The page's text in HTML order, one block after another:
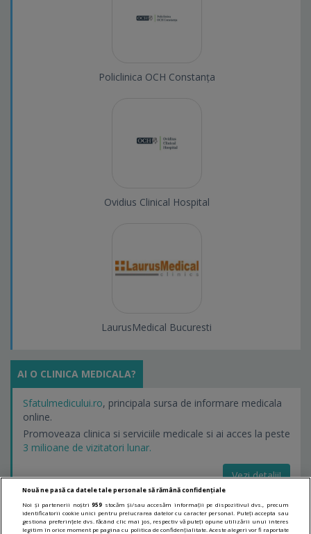
Policlinica OCH Constanța
Ovidius Clinical Hospital
LaurusMedical Bucuresti
AI O CLINICA MEDICALA?
Sfatulmedicului.ro, principala sursa de informare medicala
online.
Promoveaza clinica si serviciile medicale si ai acces la peste
3 milioane de vizitatori lunar.
Vezi detalii!
LINKURI UTILE
Nouă ne pasă ca datele tale personale să rămână confidențiale
Noi și partenerii noștri959 stocăm și/sau accesăm informații pe dispozitivul dvs., precum
identificatorii cookie unici pentru prelucrarea datelor cu caracter personal. Puteți accepta sau
gestiona preferințele dvs. făcând clic mai jos, respectiv vă puteți opune utilizării unui interes
legitim în orice moment pe pagina cu politica de confidențialitate. Aceste alegeri vor fi raportate